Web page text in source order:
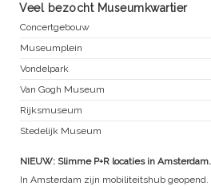
Veel bezocht Museumkwartier
Concertgebouw
Museumplein
Vondelpark
Van Gogh Museum
Rijksmuseum
Stedelijk Museum
NIEUW: Slimme P+R locaties in Amsterdam.
In Amsterdam zijn mobiliteitshub geopend.